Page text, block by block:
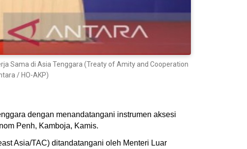
Sama di Asia Tenggara (Treaty of Amity and Cooperation
/ HO-AKP)
dengan menandatangani instrumen aksesi
Penh, Kamboja, Kamis.
Asia/TAC) ditandatangani oleh Menteri Luar